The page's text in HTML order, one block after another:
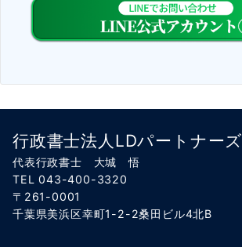
行政書士法人LDパートナーズ
代表行政書士 大城 悟
TEL 043-400-3320
〒261-0001
千葉県美浜区幸町1-2-2桑田ビル4北B